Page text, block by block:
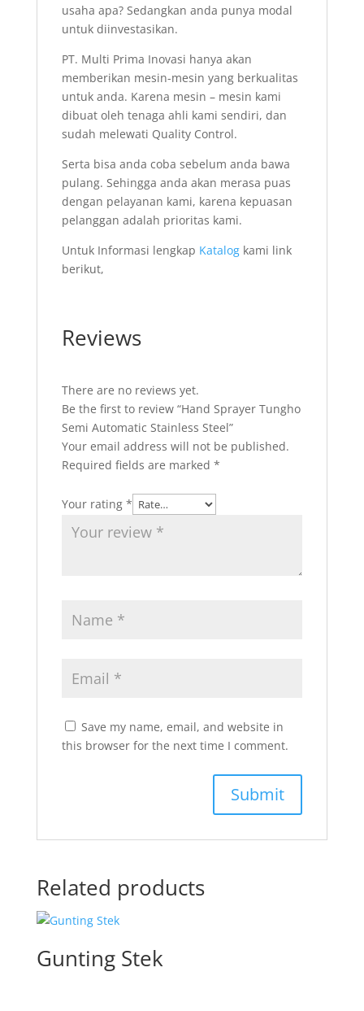
usaha apa? Sedangkan anda punya modal
untuk diinvestasikan.
PT. Multi Prima Inovasi hanya akan
memberikan mesin-mesin yang berkualitas
untuk anda. Karena mesin – mesin kami
dibuat oleh tenaga ahli kami sendiri, dan
sudah melewati Quality Control.
Serta bisa anda coba sebelum anda bawa
pulang. Sehingga anda akan merasa puas
dengan pelayanan kami, karena kepuasan
pelanggan adalah prioritas kami.
Untuk Informasi lengkap Katalogkami link
berikut,
Reviews
There are no reviews yet.
Be the first to review “Hand Sprayer Tungho
Semi Automatic Stainless Steel”
Your email address will not be published.
Required fields are marked *
Your rating *
Save my name, email, and website in
this browser for the next time I comment.
Related products
Gunting Stek